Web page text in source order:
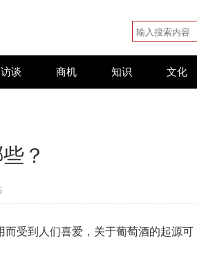
访谈 商机 知识 文化
？
受到人们喜爱，关于葡萄酒的起源可